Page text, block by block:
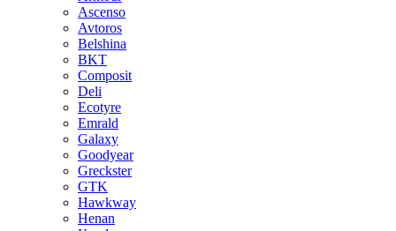
Ascenso
Avtoros
Belshina
BKT
Composit
Deli
Ecotyre
Emrald
Galaxy
Goodyear
Greckster
GTK
Hawkway
Henan